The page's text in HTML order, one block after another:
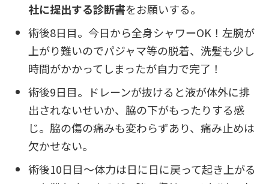
社に提出する診断書をお願いする。
術後8日目。今日から全身シャワーOK！左腕が
上がり難いのでパジャマ等の脱着、洗髪も少し
時間がかかってしまったが自力で完了！
術後9日目。ドレーンが抜けると液が体外に排
出されないせいか、脇の下がもったりする感
じ。脇の傷の痛みも変わらずあり、痛み止めは
欠かせない。
術後10日目～体力は日に日に戻って起き上がる